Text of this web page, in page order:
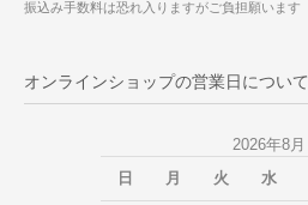
振込み手数料は恐れ入りますがご負担願います
オンラインショップの営業日について
2026年8月
日
月 火 水